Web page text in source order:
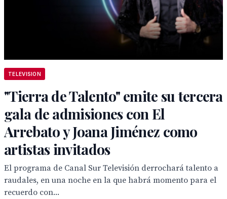
TELEVISION
"Tierra de Talento" emite su tercera
gala de admisiones con El
Arrebato y Joana Jiménez como
artistas invitados
El programa de Canal Sur Televisión derrochará talento a
raudales, en una noche en la que habrá momento para el
recuerdo con...